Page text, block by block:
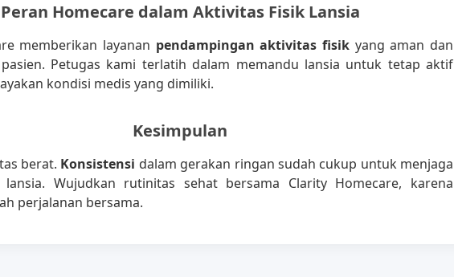
Peran Homecare dalam Aktivitas Fisik Lansia
memberikan layanan pendampingan aktivitas fisik yang aman dan
Petugas kami terlatih dalam memandu lansia untuk tetap aktif
kondisi medis yang dimiliki.
Kesimpulan
berat. Konsistensi dalam gerakan ringan sudah cukup untuk menjaga
Wujudkan rutinitas sehat bersama Clarity Homecare, karena
perjalanan bersama.